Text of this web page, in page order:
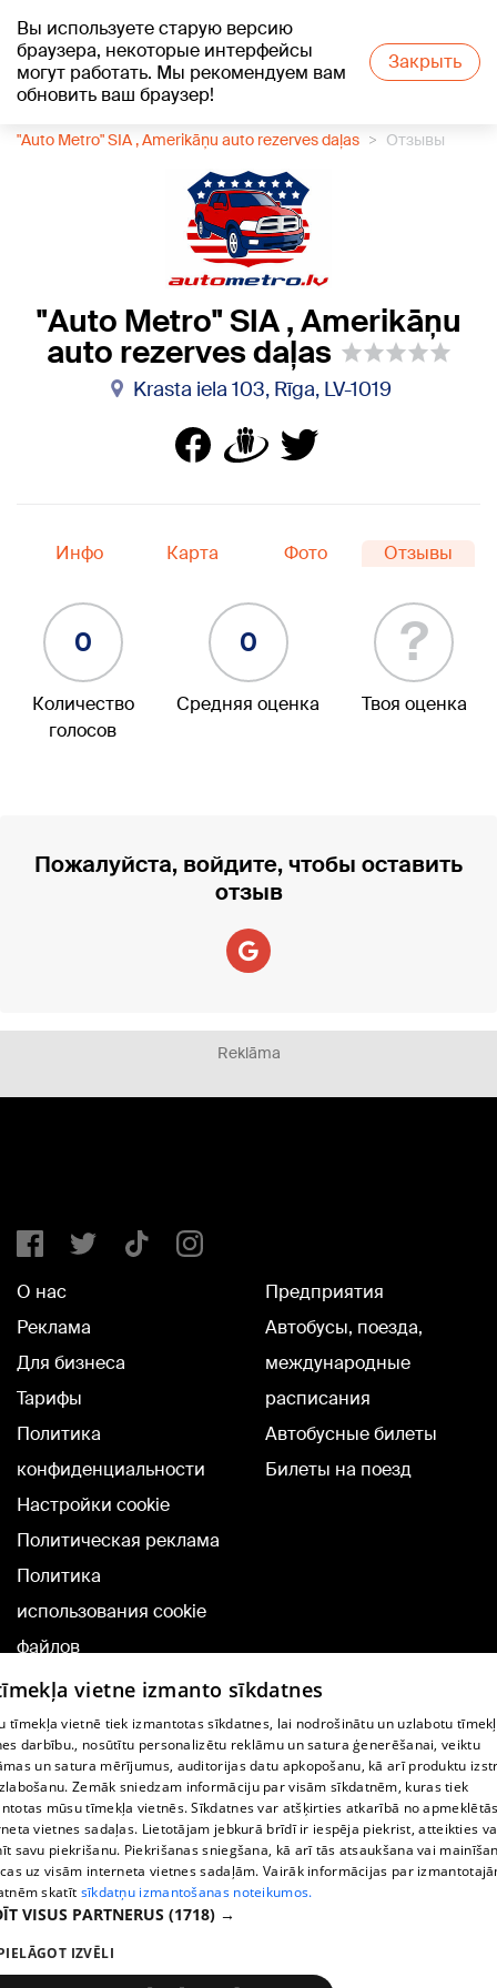
Вы используете старую версию
браузера, некоторые интерфейсы
могут работать. Мы рекомендуем вам
обновить ваш браузер!
Закрыть
+24°C
"Auto Metro" SIA , Amerikāņu auto rezerves daļas
Отзывы
"Auto Metro" SIA , Amerikāņu
auto rezerves daļas
Krasta iela 103, Rīga, LV-1019
Инфо Карта Фото Отзывы
0
Количество
голосов
0
Средняя оценка
?
Твоя оценка
Пожалуйста, войдите, чтобы оставить
отзыв
Reklāma
О нас
Реклама
Для бизнеса
Тарифы
Политика
конфиденциальности
Настройки cookie
Политическая реклама
Политика
использования cookie
файлов
Добавление
комментариев
Предприятия
Автобусы, поезда,
международные
расписания
Автобусные билеты
Билеты на поезд
TВ-программа
Условия договора
360 Ziņu kontakti
Helio Media
Служба помощи портала: э-почта -
vietne izmanto sīkdatnes
tīmekļa vietnē tiek izmantotas sīkdatnes, lai nodrošinātu un uzlabotu
darbību., nosūtītu personalizētu reklāmu un satura ģenerēšanai, veiktu
un satura mērījumus, auditorijas datu apkopošanu, kā arī produktu
Zemāk sniedzam informāciju par visām sīkdatnēm, kuras tiek
mūsu tīmekļa vietnēs. Sīkdatnes var atšķirties atkarībā no
vietnes sadaļas. Lietotājam jebkurā brīdī ir iespēja piekrist, atteikties
savu piekrišanu. Piekrišanas sniegšana, kā arī tās atsaukšana vai
uz visām interneta vietnes sadaļām. Vairāk informācijas par
skatīt sīkdatņu izmantošanas noteikumos.
VISUS PARTNERUS (1718) →
IZVĒLI